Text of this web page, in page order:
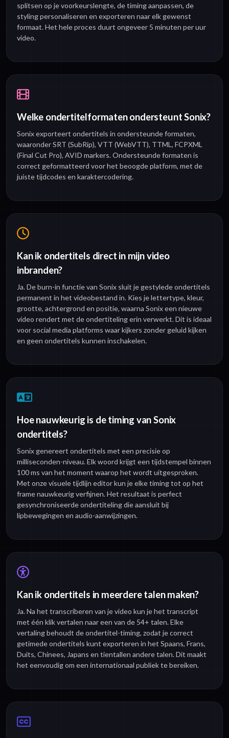
splitsen op je voorkeurslengte, de timing aanpassen, de
styling personaliseren en exporteren naar elk gewenst
formaat. Het hele proces duurt ongeveer 5 minuten per uur
video.
Welke ondertitelformaten ondersteunt Sonix?
Sonix exporteert ondertitels in ondersteunde formaten,
waaronder SRT (SubRip), VTT (WebVTT), TTML, FCPXML
(Final Cut Pro), AVID markers. Ondersteunde formaten is
correct geformatteerd voor het beoogde platform, met de
juiste tijdcodes en karaktercodering.
Kan ik ondertitels direct in mijn video
inbranden?
Ja. De burn-in functie van Sonix sluit je gestylede ondertitels
permanent in het videobestand in. Kies je lettertype, kleur,
grootte, achtergrond en positie, waarna Sonix een nieuwe
video rendert met de ondertiteling erin verwerkt. Dit is ideaal
voor social media platforms waar kijkers zonder geluid kijken
en geen ondertitels kunnen inschakelen.
Hoe nauwkeurig is de timing van Sonix
ondertitels?
Sonix genereert ondertitels met een precisie op
milliseconden-niveau. Elk woord krijgt een tijdstempel binnen
100 ms van het moment waarop het wordt uitgesproken.
Met onze visuele tijdlijn editor kun je elke timing tot op het
frame nauwkeurig verfijnen. Het resultaat is perfect
gesynchroniseerde ondertiteling die aansluit bij
lipbewegingen en audio-aanwijzingen.
Kan ik ondertitels in meerdere talen maken?
Ja. Na het transcriberen van je video kun je het transcript
met één klik vertalen naar een van de 54+ talen. Elke
vertaling behoudt de ondertitel-timing, zodat je correct
getimede ondertitels kunt exporteren in het Spaans, Frans,
Duits, Chinees, Japans en tientallen andere talen. Dit maakt
het eenvoudig om een internationaal publiek te bereiken.